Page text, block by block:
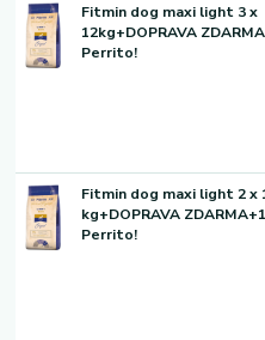
Fitmin dog maxi light 3 x
12kg+DOPRAVA
Perrito!
Fitmin dog maxi light 2 x
kg+DOPRAVA
Perrito!